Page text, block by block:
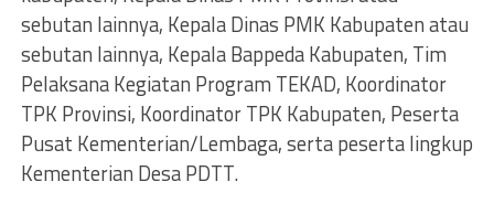
sebutan lainnya, Kepala Dinas PMK Kabupaten atau
sebutan lainnya, Kepala Bappeda Kabupaten, Tim
Pelaksana Kegiatan Program TEKAD, Koordinator
TPK Provinsi, Koordinator TPK Kabupaten, Peserta
Pusat Kementerian/Lembaga, serta peserta lingkup
Kementerian Desa PDTT.